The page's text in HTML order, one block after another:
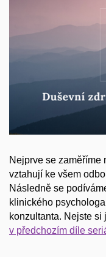
Nejprve se zaměříme
vztahují ke všem
Následně se
klinického
konzultanta. Nejste
v předchozím díle